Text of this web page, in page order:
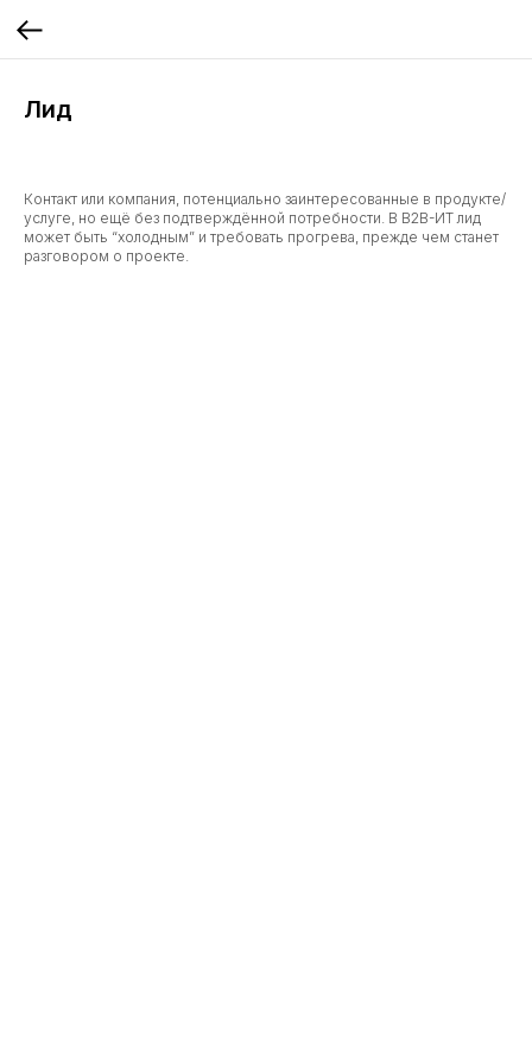
Лид
Контакт или компания, потенциально заинтересованные в продукте/
услуге, но ещё без подтверждённой потребности. В B2B-ИТ лид
может быть “холодным” и требовать прогрева, прежде чем станет
разговором о проекте.